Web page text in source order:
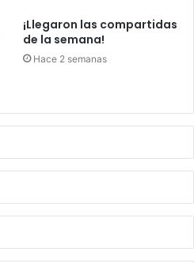
¡Llegaron las compartidas
de la semana!
Hace 2 semanas